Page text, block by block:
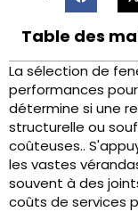
Table des
La sélection de
performances
détermine si une
structurelle ou
coûteuses..
les vastes
souvent à des
coûts de services